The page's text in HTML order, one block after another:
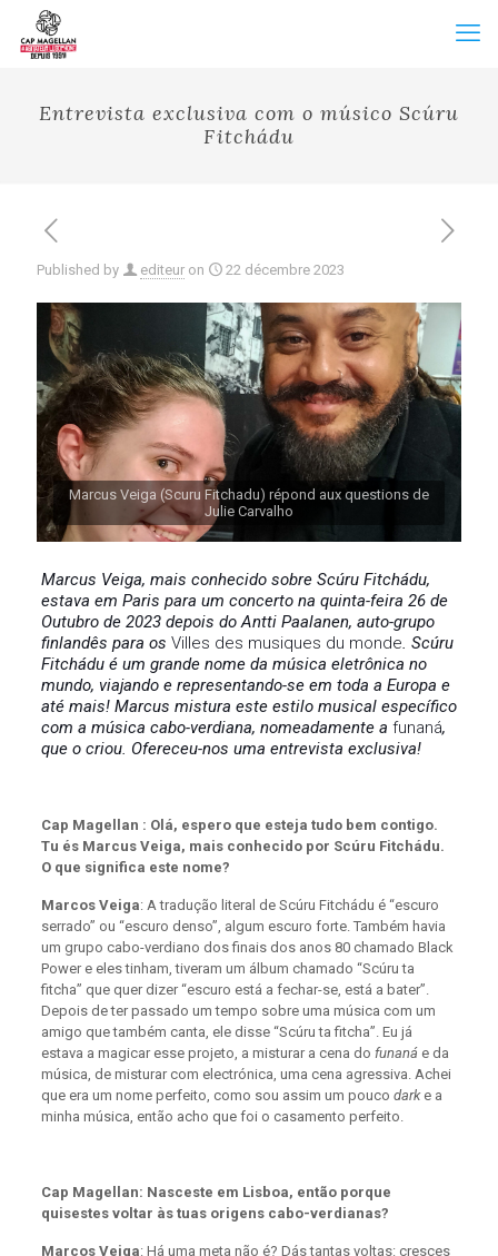
Entrevista exclusiva com o músico Scúru
Fitchádu
Published by editeur on 22 décembre 2023
Marcus Veiga (Scuru Fitchadu) répond aux questions de
Julie Carvalho
Marcus Veiga, mais conhecido sobre Scúru Fitchádu,
estava em Paris para um concerto na quinta-feira 26 de
Outubro de 2023 depois do Antti Paalanen, auto-grupo
finlandês para os Villes des musiques du monde. Scúru
Fitchádu é um grande nome da música eletrônica no
mundo, viajando e representando-se em toda a Europa e
até mais! Marcus mistura este estilo musical específico
com a música cabo-verdiana, nomeadamente a funaná,
que o criou. Ofereceu-nos uma entrevista exclusiva!
Cap Magellan : Olá, espero que esteja tudo bem contigo.
Tu és Marcus Veiga, mais conhecido por Scúru Fitchádu.
O que significa este nome?
Marcos Veiga: A tradução literal de Scúru Fitchádu é “escuro
serrado” ou “escuro denso”, algum escuro forte. Também havia
um grupo cabo-verdiano dos finais dos anos 80 chamado Black
Power e eles tinham, tiveram um álbum chamado “Scúru ta
fitcha” que quer dizer “escuro está a fechar-se, está a bater”.
Depois de ter passado um tempo sobre uma música com um
amigo que também canta, ele disse “Scúru ta fitcha”. Eu já
estava a magicar esse projeto, a misturar a cena do funanáe da
música, de misturar com electrónica, uma cena agressiva. Achei
que era um nome perfeito, como sou assim um pouco darke a
minha música, então acho que foi o casamento perfeito.
Cap Magellan: Nasceste em Lisboa, então porque
quisestes voltar às tuas origens cabo-verdianas?
Marcos Veiga: Há uma meta não é? Dás tantas voltas: cresces